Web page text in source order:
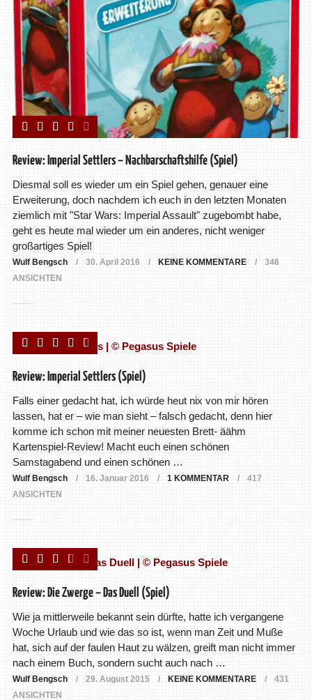
Review: Imperial Settlers – Nachbarschaftshilfe (Spiel)
Diesmal soll es wieder um ein Spiel gehen, genauer eine
Erweiterung, doch nachdem ich euch in den letzten Monaten
ziemlich mit "Star Wars: Imperial Assault" zugebombt habe,
geht es heute mal wieder um ein anderes, nicht weniger
großartiges Spiel!
Wulf Bengsch 30. April 2016 KEINE KOMMENTARE
346
ANSICHTEN
Review: Imperial Settlers (Spiel)
Falls einer gedacht hat, ich würde heut nix von mir hören
lassen, hat er – wie man sieht – falsch gedacht, denn hier
komme ich schon mit meiner neuesten Brett- äähm
Kartenspiel-Review! Macht euch einen schönen
Samstagabend und einen schönen …
Wulf Bengsch 16. Januar 2016 1 KOMMENTAR
417
ANSICHTEN
Review: Die Zwerge – Das Duell (Spiel)
Wie ja mittlerweile bekannt sein dürfte, hatte ich vergangene
Woche Urlaub und wie das so ist, wenn man Zeit und Muße
hat, sich auf der faulen Haut zu wälzen, greift man nicht immer
nach einem Buch, sondern sucht auch nach …
Wulf Bengsch 29. August 2015 KEINE KOMMENTARE
431
ANSICHTEN